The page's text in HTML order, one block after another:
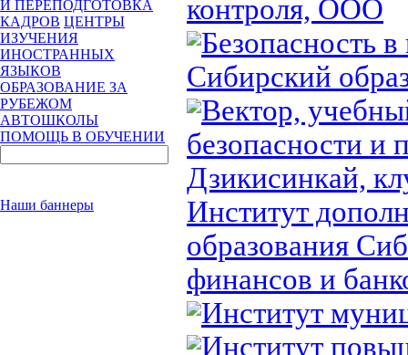
И ПЕРЕПОДГОТОВКА
КАДРОВ ЦЕНТРЫ
ИЗУЧЕНИЯ
ИНОСТРАННЫХ
ЯЗЫКОВ
ОБРАЗОВАНИЕ ЗА
РУБЕЖОМ
АВТОШКОЛЫ
ПОМОЩЬ В ОБУЧЕНИИ
Наши баннеры
контроля, ООО
Безопасность
Сибирский
Вектор,
безопасности и
Дзикисинкай,
Институт
образования
финансов и
Институт
Институт